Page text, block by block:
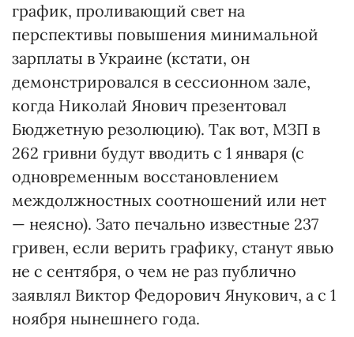
график, проливающий свет на
перспективы повышения минимальной
зарплаты в Украине (кстати, он
демонстрировался в сессионном зале,
когда Николай Янович презентовал
Бюджетную резолюцию). Так вот, МЗП в
262 гривни будут вводить с 1 января (с
одновременным восстановлением
междолжностных соотношений или нет
— неясно). Зато печально известные 237
гривен, если верить графику, станут явью
не с сентября, о чем не раз публично
заявлял Виктор Федорович Янукович, а с 1
ноября нынешнего года.